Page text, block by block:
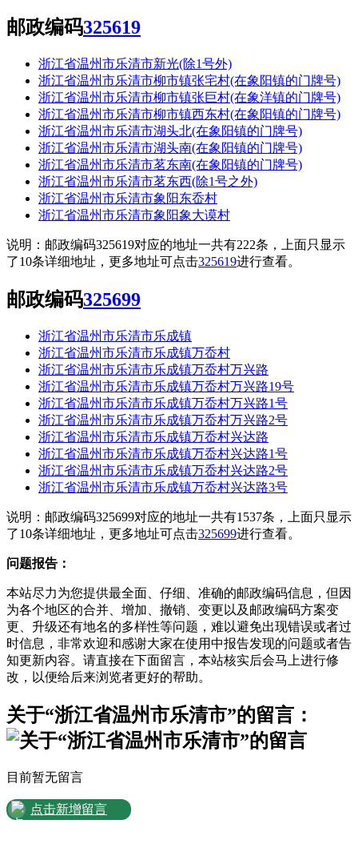
邮政编码325619
浙江省温州市乐清市新光(除1号外)
浙江省温州市乐清市柳市镇张宅村(在象阳镇的门牌号)
浙江省温州市乐清市柳市镇张巨村(在象洋镇的门牌号)
浙江省温州市乐清市柳市镇西东村(在象阳镇的门牌号)
浙江省温州市乐清市湖头北(在象阳镇的门牌号)
浙江省温州市乐清市湖头南(在象阳镇的门牌号)
浙江省温州市乐清市茗东南(在象阳镇的门牌号)
浙江省温州市乐清市茗东西(除1号之外)
浙江省温州市乐清市象阳东岙村
浙江省温州市乐清市象阳象大谟村
说明：邮政编码325619对应的地址一共有222条，上面只显示
了10条详细地址，更多地址可点击325619进行查看。
邮政编码325699
浙江省温州市乐清市乐成镇
浙江省温州市乐清市乐成镇万岙村
浙江省温州市乐清市乐成镇万岙村万兴路
浙江省温州市乐清市乐成镇万岙村万兴路19号
浙江省温州市乐清市乐成镇万岙村万兴路1号
浙江省温州市乐清市乐成镇万岙村万兴路2号
浙江省温州市乐清市乐成镇万岙村兴达路
浙江省温州市乐清市乐成镇万岙村兴达路1号
浙江省温州市乐清市乐成镇万岙村兴达路2号
浙江省温州市乐清市乐成镇万岙村兴达路3号
说明：邮政编码325699对应的地址一共有1537条，上面只显示
了10条详细地址，更多地址可点击325699进行查看。
问题报告：
本站尽力为您提供最全面、仔细、准确的邮政编码信息，但因
为各个地区的合并、增加、撤销、变更以及邮政编码方案变
更、升级还有地名的多样性等问题，难以避免出现错误或者过
时信息，非常欢迎和感谢大家在使用中报告发现的问题或者告
知更新内容。请直接在下面留言，本站核实后会马上进行修
改，以便给后来浏览者更好的帮助。
关于“浙江省温州市乐清市”的留言：
目前暂无留言
点击新增留言